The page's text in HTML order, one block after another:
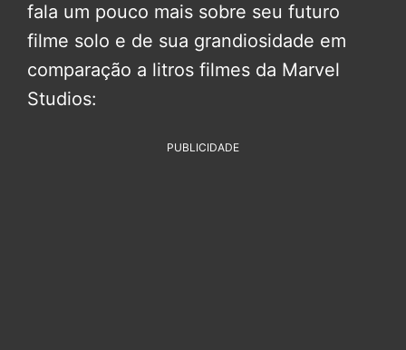
fala um pouco mais sobre seu futuro
filme solo e de sua grandiosidade em
comparação a litros filmes da Marvel
Studios:
PUBLICIDADE